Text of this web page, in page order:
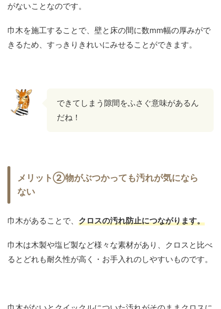
がないことなのです。
巾木を施工することで、壁と床の間に数mm幅の厚みがで
きるため、すっきりきれいにみせることができます。
できてしまう隙間をふさぐ意味があるん
だね！
メリット②物がぶつかっても汚れが気になら
ない
巾木があることで、 クロスの汚れ防止につながります。
巾木は木製や塩ビ製など様々な素材があり、クロスと比べ
るとどれも耐久性が高く・お手入れのしやすいものです。